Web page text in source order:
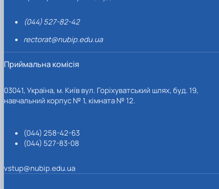
(044) 527-82-42
rectorat@nubip.edu.ua
Приймальна комісія
03041, Україна, м. Київ вул. Горіхуватський шлях, буд. 19,
навчальний корпус № 1, кімната № 12.
(044) 258-42-63
(044) 527-83-08
vstup@nubip.edu.ua